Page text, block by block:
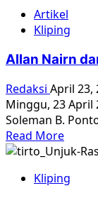
FPI
Buat
PKI,
Pula
yang
Bikin
Rame
Artikel
Kliping
Allan Nairn
Redaksi April 23,
Minggu, 23 April
Soleman B.
Read MoreRead
more
Allan
Kliping